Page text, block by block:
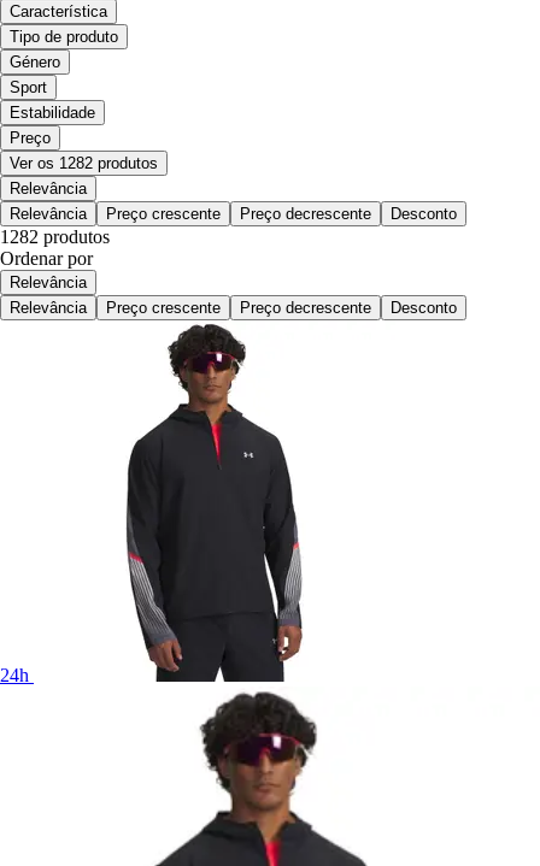
Característica
Tipo de produto
Género
Sport
Estabilidade
Preço
Ver os 1282 produtos
Relevância
Relevância
Preço crescente Preço decrescente Desconto
1282 produtos
Ordenar por
Relevância
Relevância
Preço crescente Preço decrescente Desconto
24h